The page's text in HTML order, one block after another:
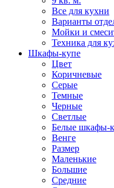
Все для кухни
Варианты
Мойки и
Техника для
Шкафы-купе
Цвет
Коричневые
Серые
Темные
Черные
Светлые
Белые шкафы-
Венге
Размер
Маленькие
Большие
Средние